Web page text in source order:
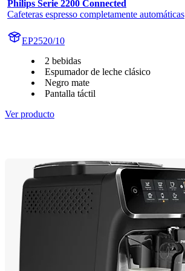
Philips Serie 2200 Connected
Cafeteras espresso completamente automáticas
EP2520/10
2 bebidas
Espumador de leche clásico
Negro mate
Pantalla táctil
Ver producto